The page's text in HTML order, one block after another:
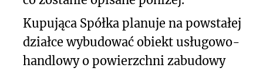
Kupująca Spółka planuje na powstałej
działce wybudować obiekt usługowo-
handlowy o powierzchni zabudowy